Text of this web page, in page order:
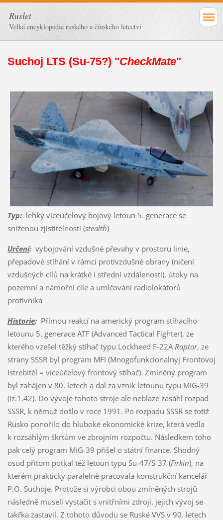
Ruslet
Velká encyklopedie ruského a čínského letectví
Suchoj LTS (Su-75?) "CheckMate"
Typ:lehký víceúčelový bojový letoun 5. generace se
sníženou zjistitelností (stealth)
Určení:vybojování vzdušné převahy v prostoru linie,
přepadové stíhání v rámci protivzdušné obrany (ničení
vzdušných cílů na krátké i střední vzdálenosti), útoky na
pozemní a námořní cíle a umlčování radiolokátorů
protivníka
Historie:Přímou reakcí na americký program stíhacího
letounu 5. generace ATF (Advanced Tactical Fighter), ze
kterého vzešel těžký stíhač typu Lockheed F-22A Raptor, ze
strany SSSR byl program MFI (Mnogofunkcionalnyj Frontovoj
Istrebitěl = víceúčelový frontový stíhač). Zmíněný program
byl zahájen v 80. letech a dal za vznik letounu typu MiG-39
(iz.1.42). Do vývoje tohoto stroje ale neblaze zasáhl rozpad
SSSR, k němuž došlo v roce 1991. Po rozpadu SSSR se totiž
Rusko ponořilo do hluboké ekonomické krize, která vedla
k rozsáhlým škrtům ve zbrojním rozpočtu. Následkem toho
pak celý program MiG-39 přišel o státní finance. Shodný
osud přitom potkal též letoun typu Su-47/S-37 (Firkin), na
kterém prakticky paralelně pracovala konstrukční kancelář
P.O. Suchoje. Protože si výrobci obou zmíněných strojů
následně museli vystačit s vnitřními zdroji, jejich vývoj se
takřka zastavil. Z tohoto důvodu se Ruské VVS v 90. letech